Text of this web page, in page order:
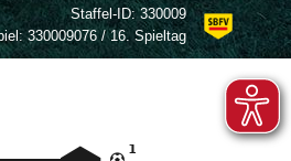
Staffel-ID:330009
330009076 / 16. Spieltag
